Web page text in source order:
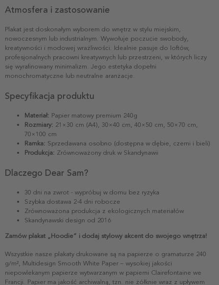
Atmosfera i zastosowanie
Plakat jest doskonałym wyborem do wnętrz w stylu miejskim,
nowoczesnym lub industrialnym. Wywołuje poczucie swobody,
kreatywności i modowej wrażliwości. Idealnie pasuje do loftów,
profesjonalnych pracowni kreatywnych lub przestrzeni, w których liczy
się wyrafinowany minimalizm. Jego estetyka dopełni
monochromatyczne lub neutralne aranżacje.
Specyfikacja produktu
Materiał: Papier matowy premium 240g
Rozmiary: 21×30 cm (A4), 30×40 cm, 40×50 cm, 50×70 cm,
70×100 cm
Ramka: Sprzedawana osobno (dostępna w dębie, czerni i bieli)
Produkcja: Zrównoważony druk w Skandynawii
Dlaczego Dear Sam?
30 dni na zwrot - wypróbuj w domu bez ryzyka
Szybka dostawa 2-4 dni robocze
Zrównoważona produkcja z ekologicznych materiałów
Skandynawski design od 2016
Zamów plakat „Hoodie” i dodaj stylowy akcent do swojego wnętrza!
Wszystkie nasze plakaty drukowane są na papierze o gramaturze 240
g/m², Multidesign Smooth White Paper – wysokiej jakości
niepowlekanym papierze wytwarzanym w papierni Clairefontaine we
Francji. Papier ma jakość archiwalną, tzn. nie żółknie wraz z upływem